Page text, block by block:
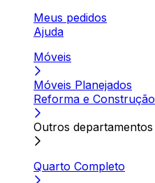
Meus pedidos
Ajuda
Móveis
Móveis Planejados
Reforma e Construção
Outros departamentos
Quarto Completo